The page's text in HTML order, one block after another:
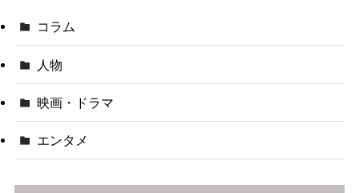
コラム
人物
映画・ドラマ
エンタメ